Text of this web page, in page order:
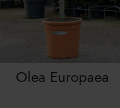
Olea Europaea